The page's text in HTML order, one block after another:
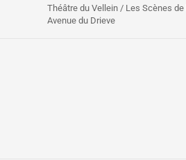
Théâtre du Vellein / Les Scènes de
Avenue du Drieve